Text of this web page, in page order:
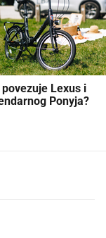
povezuje Lexus i
Ponyja?